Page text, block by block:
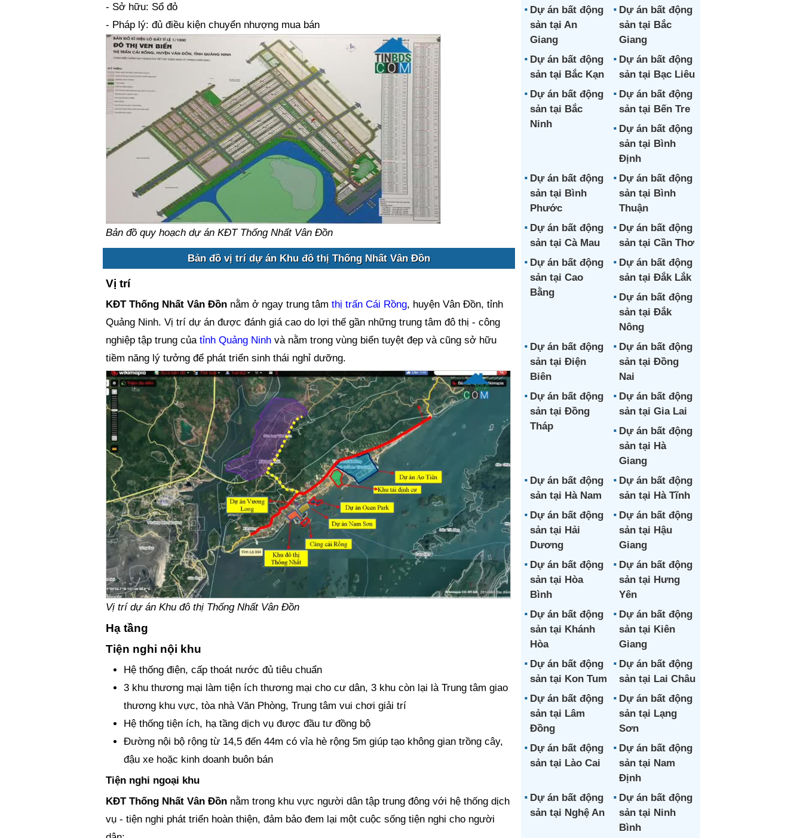
- Sở hữu: Sổ đỏ
- Pháp lý: đủ điều kiện chuyển nhượng mua bán
Bản đồ quy hoạch dự án KĐT Thống Nhất Vân Đồn
Bản đồ vị trí dự án Khu đô thị Thống Nhất Vân Đồn
Vị trí
KĐT Thống Nhất Vân Đồnnằm ở ngay trung tâm thị trấn Cái Rồng, huyện Vân Đồn, tỉnh
Quảng Ninh. Vị trí dự án được đánh giá cao do lợi thế gần những trung tâm đô thị - công
nghiệp tập trung của tỉnh Quảng Ninhvà nằm trong vùng biển tuyệt đẹp và cũng sở hữu
tiềm năng lý tưởng để phát triển sinh thái nghỉ dưỡng.
Vị trí dự án Khu đô thị Thống Nhất Vân Đồn
Hạ tầng
Tiện nghi nội khu
Hệ thống điện, cấp thoát nước đủ tiêu chuẩn
3 khu thương mại làm tiện ích thương mại cho cư dân, 3 khu còn lại là Trung tâm giao
thương khu vực, tòa nhà Văn Phòng, Trung tâm vui chơi giải trí
Hệ thống tiện ích, hạ tầng dịch vụ được đầu tư đồng bộ
Đường nội bộ rộng từ 14,5 đến 44m có vỉa hè rộng 5m giúp tạo không gian trồng cây,
đậu xe hoặc kinh doanh buôn bán
Tiện nghi ngoại khu
KĐT Thống Nhất Vân Đồn nằm trong khu vực người dân tập trung đông với hệ thống dịch
vụ - tiện nghi phát triển hoàn thiện, đảm bảo đem lại một cuộc sống tiện nghi cho người
Dự án bất động
sản tại An
Giang
Dự án bất động
sản tại Bắc
Giang
Dự án bất động
sản tại Bắc Kạn
Dự án bất động
sản tại Bạc Liêu
Dự án bất động
sản tại Bắc
Ninh
Dự án bất động
sản tại Bến Tre
Dự án bất động
sản tại Bình
Định
Dự án bất động
sản tại Bình
Phước
Dự án bất động
sản tại Bình
Thuận
Dự án bất động
sản tại Cà Mau
Dự án bất động
sản tại Cần Thơ
Dự án bất động
sản tại Cao
Bằng
Dự án bất động
sản tại Đắk Lắk
Dự án bất động
sản tại Đắk
Nông
Dự án bất động
sản tại Điện
Biên
Dự án bất động
sản tại Đồng
Nai
Dự án bất động
sản tại Đồng
Tháp
Dự án bất động
sản tại Gia Lai
Dự án bất động
sản tại Hà
Giang
Dự án bất động
sản tại Hà Nam
Dự án bất động
sản tại Hà Tĩnh
Dự án bất động
sản tại Hải
Dương
Dự án bất động
sản tại Hậu
Giang
Dự án bất động
sản tại Hòa
Bình
Dự án bất động
sản tại Hưng
Yên
Dự án bất động
sản tại Khánh
Hòa
Dự án bất động
sản tại Kiên
Giang
Dự án bất động
sản tại Kon Tum
Dự án bất động
sản tại Lai Châu
Dự án bất động
sản tại Lâm
Đồng
Dự án bất động
sản tại Lạng
Sơn
Dự án bất động
sản tại Lào Cai
Dự án bất động
sản tại Nam
Định
Dự án bất động
sản tại Nghệ An
Dự án bất động
sản tại Ninh
Bình